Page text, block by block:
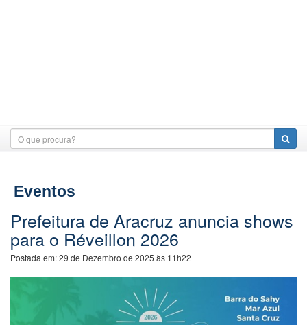
Eventos
Prefeitura de Aracruz anuncia shows
para o Réveillon 2026
Postada em:29 de Dezembro de 2025 às 11h22